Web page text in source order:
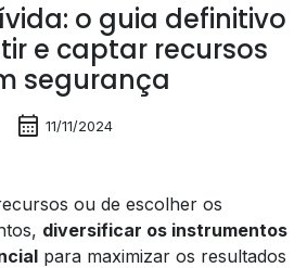
o guia definitivo
e captar recursos
segurança
calendar_month 11/11/2024
ou de escolher os
diversificar os instrumentos
para maximizar os resultados